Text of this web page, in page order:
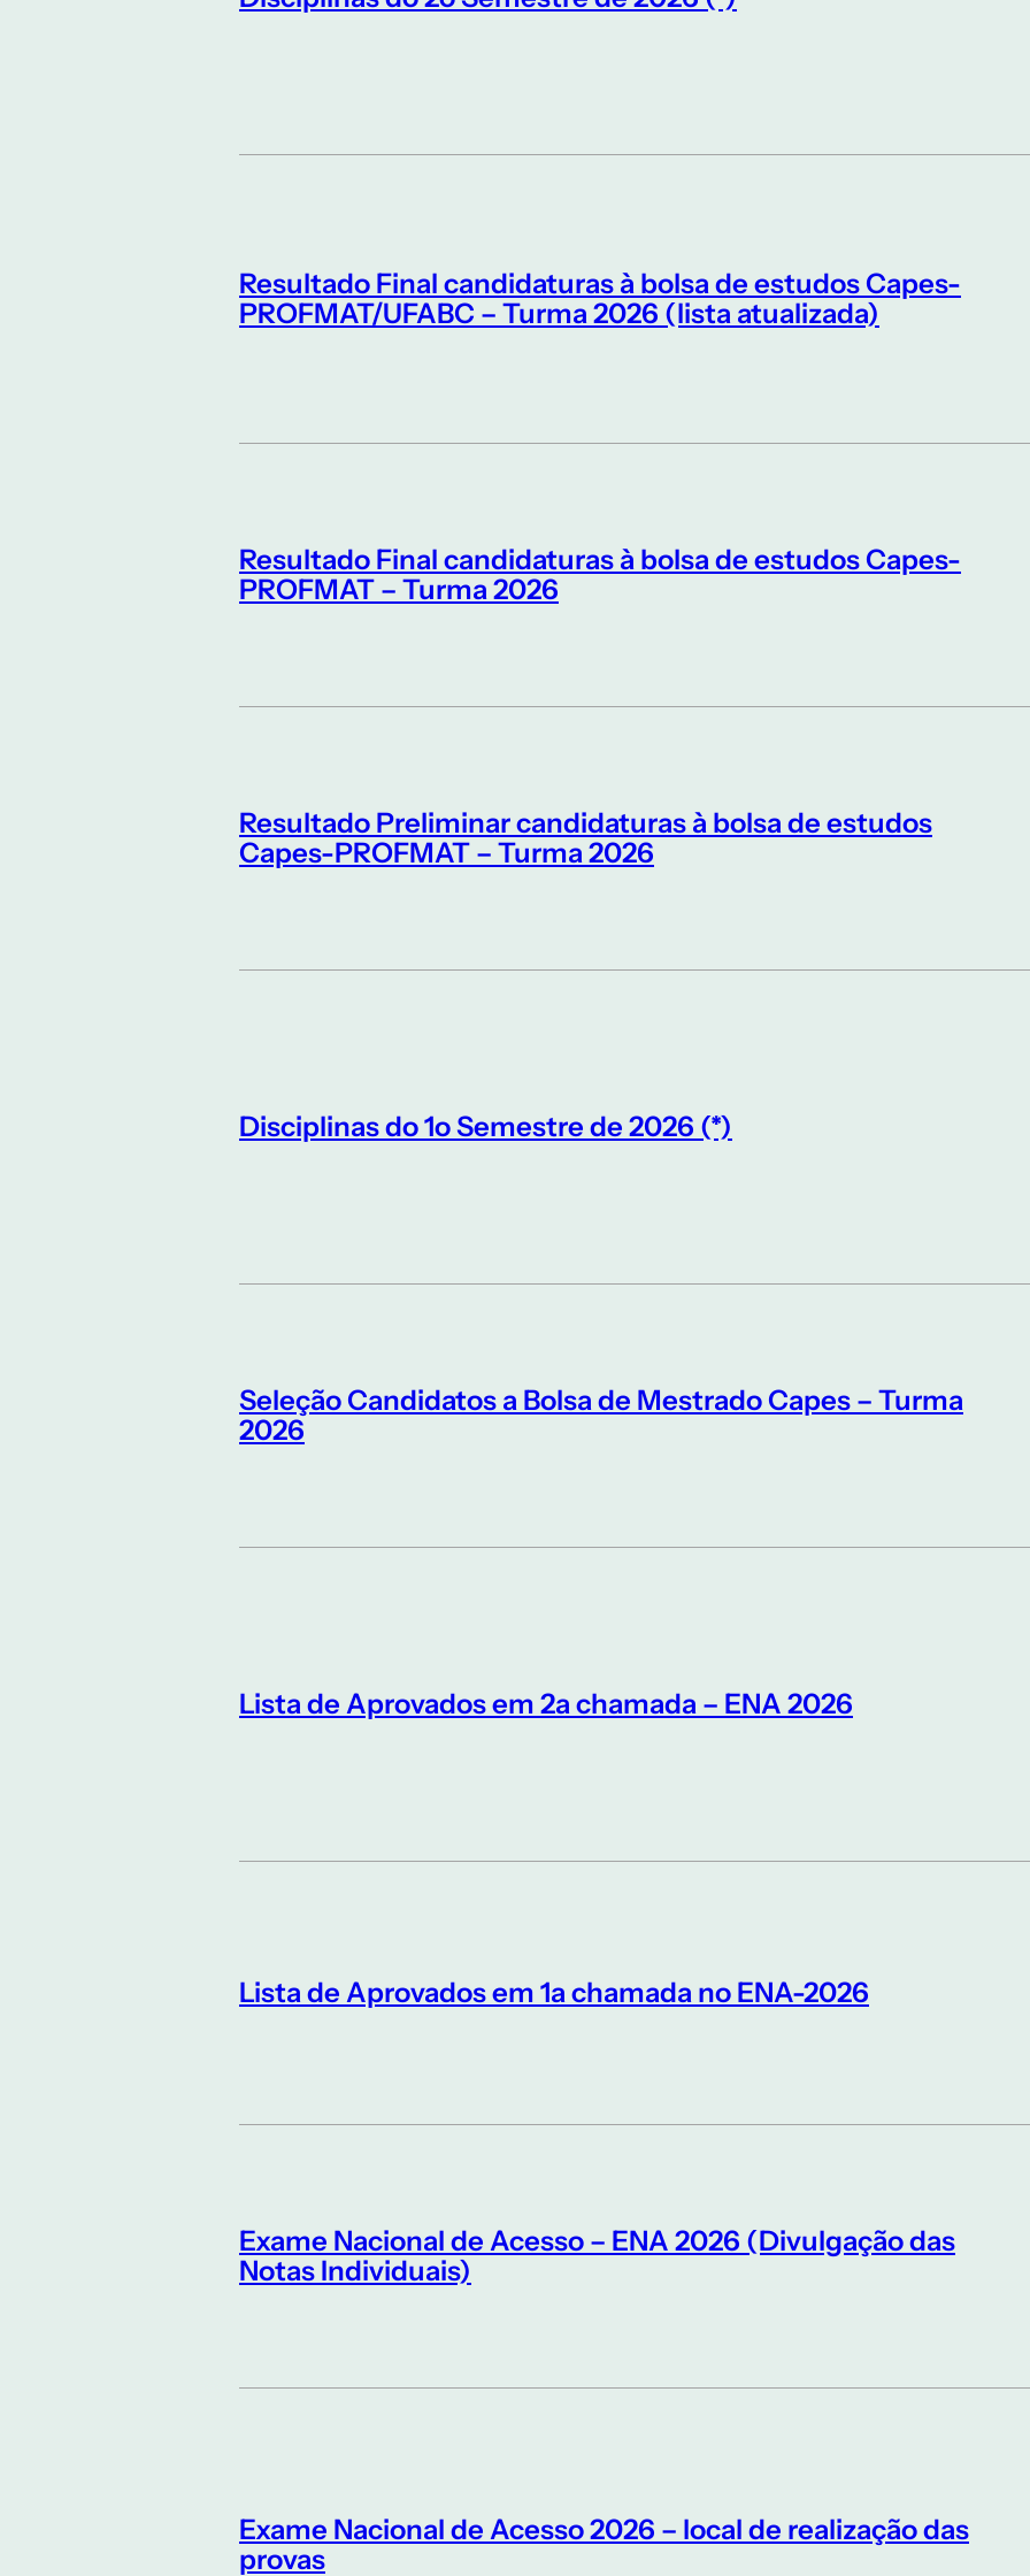
Resultado Final candidaturas à bolsa de estudos Capes-
PROFMAT/UFABC – Turma 2026 (lista atualizada)
Resultado Final candidaturas à bolsa de estudos Capes-
PROFMAT – Turma 2026
Resultado Preliminar candidaturas à bolsa de estudos
Capes-PROFMAT – Turma 2026
Disciplinas do 1o Semestre de 2026 (*)
Seleção Candidatos a Bolsa de Mestrado Capes – Turma
2026
Lista de Aprovados em 2a chamada – ENA 2026
Lista de Aprovados em 1a chamada no ENA-2026
Exame Nacional de Acesso – ENA 2026 (Divulgação das
Notas Individuais)
Exame Nacional de Acesso 2026 – local de realização das
provas